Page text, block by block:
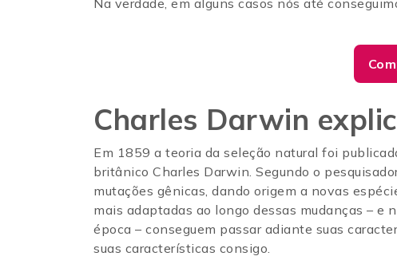
Na verdade, em alguns casos nós até
Charles Darwin
Em 1859 a teoria da seleção natural foi
britânico Charles Darwin. Segundo o
mutações gênicas, dando origem a novas
mais adaptadas ao longo dessas mudanças – e
época – conseguem passar adiante suas
suas características consigo.